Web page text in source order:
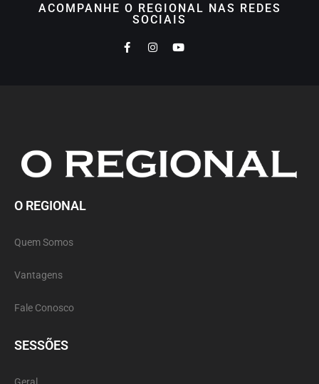
ACOMPANHE O REGIONAL NAS REDES
SOCIAIS
O REGIONAL
Quem Somos
Vantagens
Fale Conosco
SESSÕES